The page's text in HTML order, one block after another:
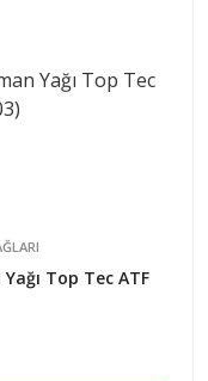
Top Tec ATF